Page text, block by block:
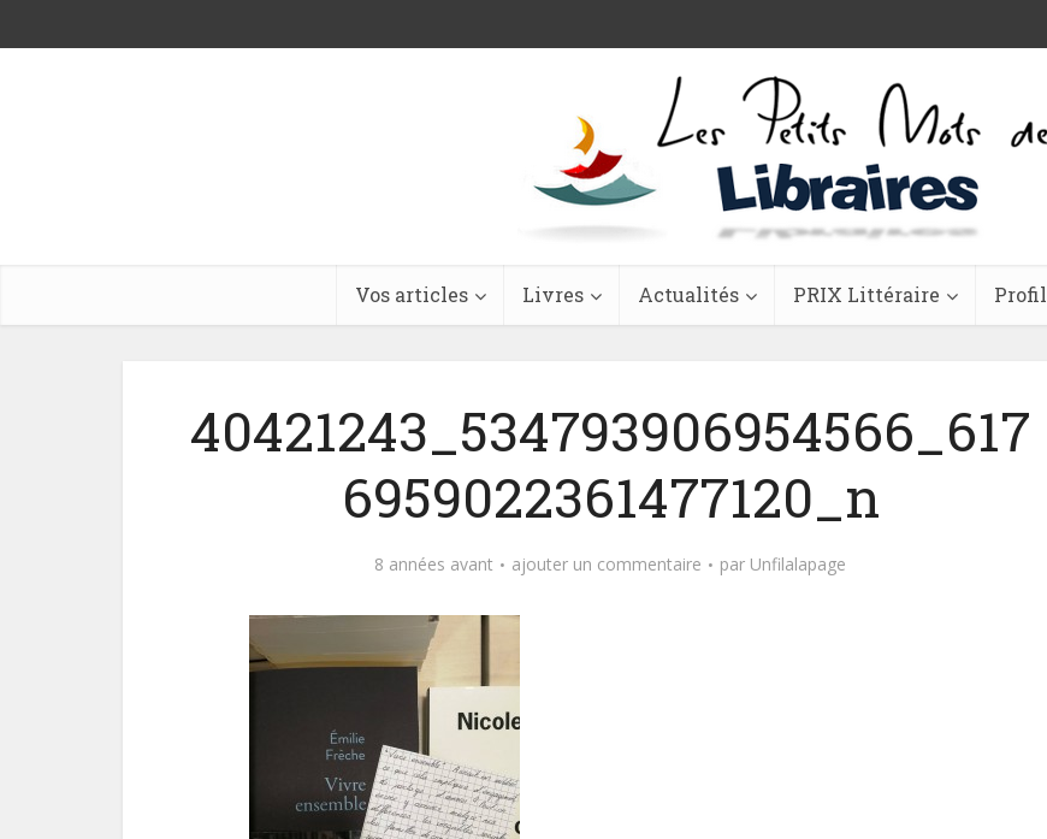
Vos articles Livres Actualités PRIX Littéraire Profil
40421243_534793906954566_617
6959022361477120_n
8 années avant ajouter un commentaire par Unfilalapage